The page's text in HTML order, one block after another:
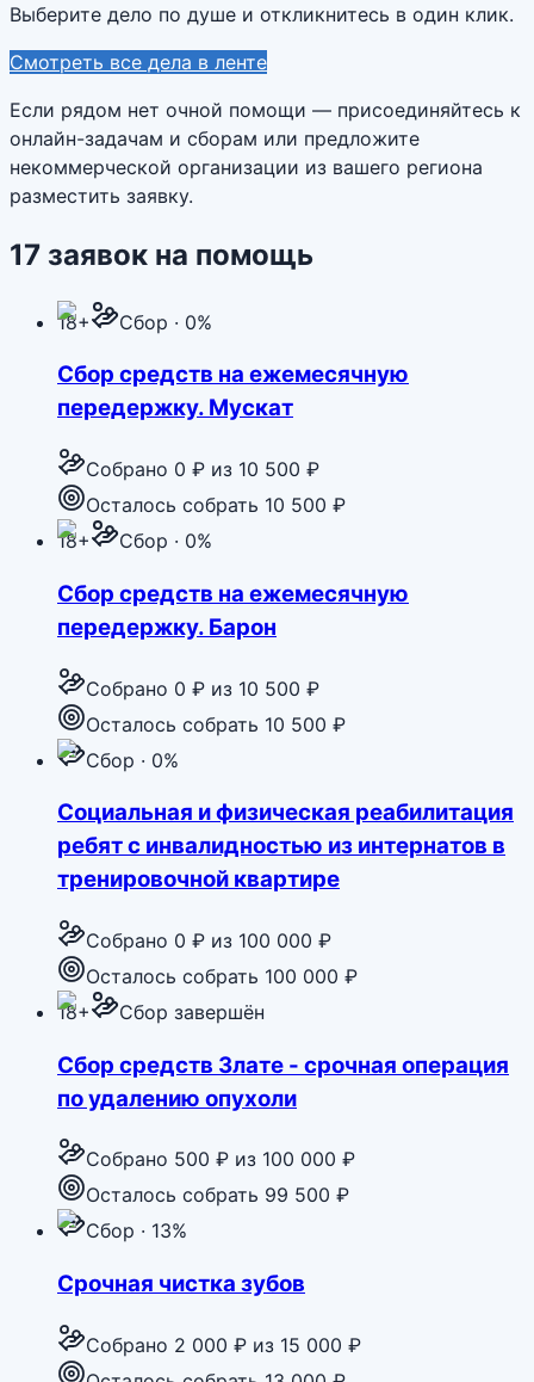
Выберите дело по душе и откликнитесь в один клик.
Смотреть все дела в ленте
Если рядом нет очной помощи — присоединяйтесь к
онлайн-задачам и сборам или предложите
некоммерческой организации из вашего региона
разместить заявку.
17 заявок на помощь
18+ Сбор · 0%
Сбор средств на ежемесячную
передержку. Мускат
Собрано 0 ₽ из 10 500 ₽
Осталось собрать 10 500 ₽
18+
Сбор · 0%
Сбор средств на ежемесячную
передержку. Барон
Собрано 0 ₽ из 10 500 ₽
Осталось собрать 10 500 ₽
Сбор · 0%
Социальная и физическая реабилитация
ребят с инвалидностью из интернатов в
тренировочной квартире
Собрано 0 ₽ из 100 000 ₽
Осталось собрать 100 000 ₽
18+
Сбор завершён
Сбор средств Злате - срочная операция
по удалению опухоли
Собрано 500 ₽ из 100 000 ₽
Осталось собрать 99 500 ₽
Сбор · 13%
Срочная чистка зубов
Собрано 2 000 ₽ из 15 000 ₽